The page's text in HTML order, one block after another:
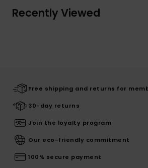
Recently Viewed
Free shipping and returns for
30-day returns
Join the loyalty program
Our eco-friendly commitment
100% secure payment